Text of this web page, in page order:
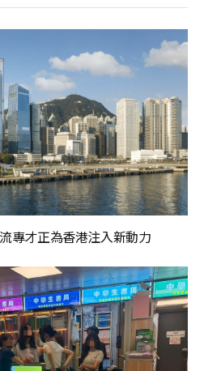
專才正為香港注入新動力